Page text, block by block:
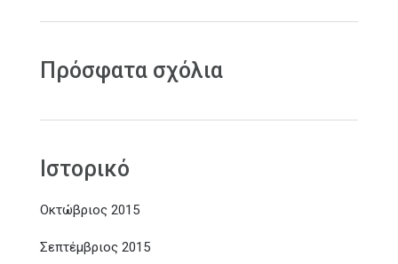
Πρόσφατα σχόλια
Ιστορικό
Οκτώβριος 2015
Σεπτέμβριος 2015